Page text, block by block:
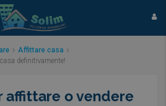
Affittare casa
definitivamente!
affittare o vendere